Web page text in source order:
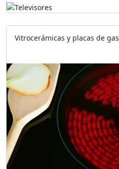
Vitrocerámicas y placas de gas